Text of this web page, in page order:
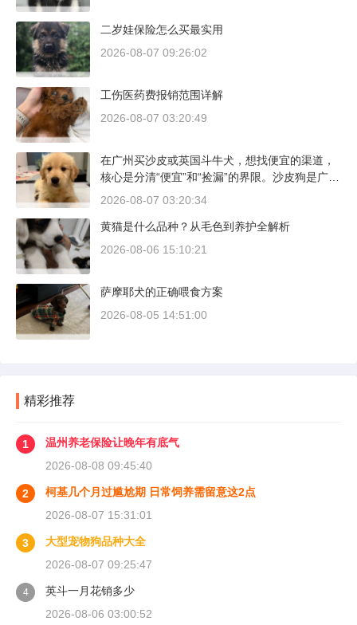
二岁娃保险怎么买最实用
2026-08-07 09:26:02
工伤医药费报销范围详解
2026-08-07 03:20:49
在广州买沙皮或英国斗牛犬，想找便宜的渠道，
核心是分清“便宜”和“捡漏”的界限。沙皮狗是广东
本地犬种，价格比北方城市有优势；英国斗牛犬
方和真实价格区间。
2026-08-07 03:20:34
黄猫是什么品种？从毛色到养护全解析
2026-08-06 15:10:21
萨摩耶犬的正确喂食方案
2026-08-05 14:51:00
精彩推荐
1
温州养老保险让晚年有底气
2026-08-08 09:45:40
2
柯基几个月过尴尬期 日常饲养需留意这2点
2026-08-07 15:31:01
3
大型宠物狗品种大全
2026-08-07 09:25:47
4
英斗一月花销多少
2026-08-06 03:00:52